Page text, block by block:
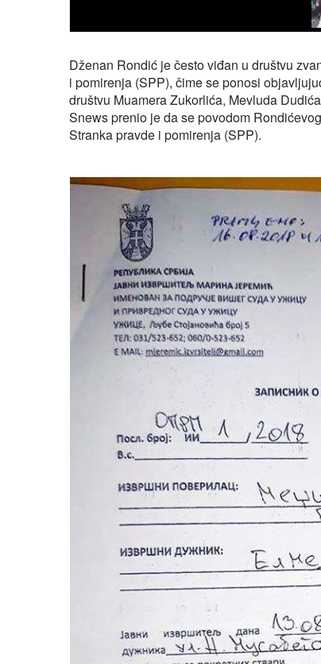
Dženan Rondić je često viđan u društvu
i pomirenja (SPP), čime se ponosi
društvu Muamera Zukorlića, Mevluda
Snews prenio je da se povodom
Stranka pravde i pomirenja (SPP).